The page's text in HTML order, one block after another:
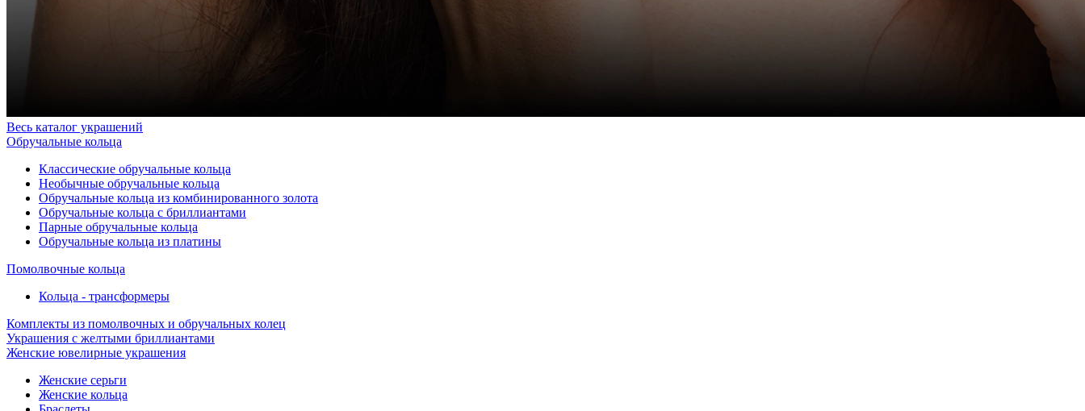
Весь каталог украшений
Обручальные кольца
Классические обручальные кольца
Необычные обручальные кольца
Обручальные кольца из комбинированного золота
Обручальные кольца с бриллиантами
Парные обручальные кольца
Обручальные кольца из платины
Помолвочные кольца
Кольца - трансформеры
Комплекты из помолвочных и обручальных колец
Украшения с желтыми бриллиантами
Женские ювелирные украшения
Женские серьги
Женские кольца